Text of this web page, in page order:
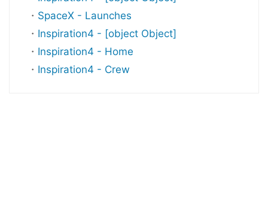
・ SpaceX - Launches
・ Inspiration4 - [object Object]
・ Inspiration4 - Home
・ Inspiration4 - Crew